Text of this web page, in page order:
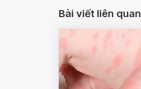
Bài viết liên quan